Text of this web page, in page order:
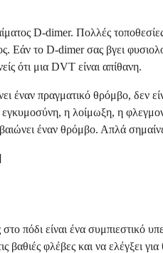
D-dimer. Πολλές
το D-dimer σας βγει
ότι μια DVT είναι απίθανη.
έναν πραγματικό θρόμβο, δεν
η λοίμωξη, η
έναν θρόμβο. Απλά σημαίνει
πόδι είναι ένα συμπιεστικό
φλέβες και να ελέγξει